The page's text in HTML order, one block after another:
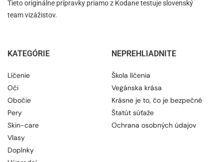
Tieto originálne prípravky priamo z Kodane testuje slovenský
team vizážistov.
KATEGÓRIE
Líčenie
Oči
Obočie
Pery
Skin-care
Vlasy
Doplnky
NEPREHLIADNITE
Škola líčenia
Vegánska krása
Krásne je to, čo je bezpečné
Štatút súťaže
Ochrana osobných údajov